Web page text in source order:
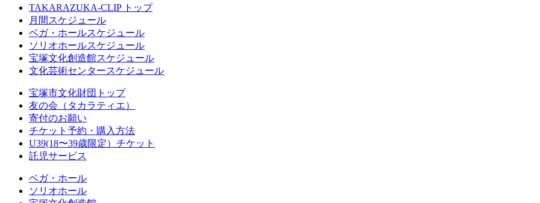
TAKARAZUKA-CLIP トップ
月間スケジュール
ベガ・ホールスケジュール
ソリオホールスケジュール
宝塚文化創造館スケジュール
文化芸術センタースケジュール
宝塚市文化財団トップ
友の会（タカラティエ）
寄付のお願い
チケット予約・購入方法
U39(18〜39歳限定）チケット
託児サービス
ベガ・ホール
ソリオホール